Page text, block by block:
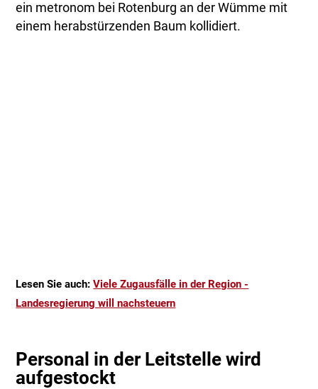
ein metronom bei Rotenburg an der Wümme mit
einem herabstürzenden Baum kollidiert.
Lesen Sie auch:Viele Zugausfälle in der Region -
Landesregierung will nachsteuern
Personal in der Leitstelle wird
aufgestockt